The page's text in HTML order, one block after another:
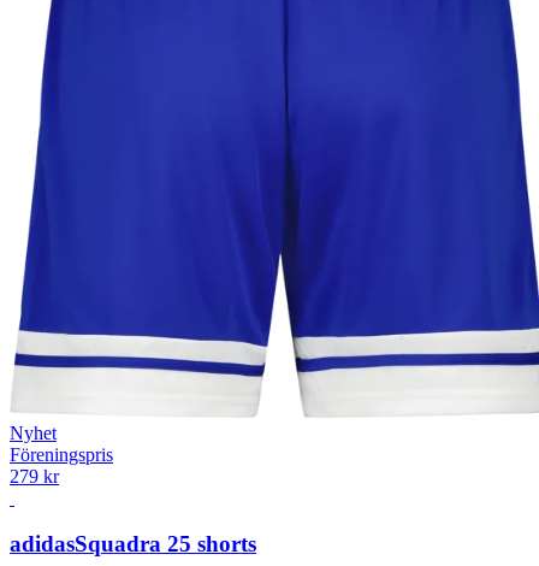
Nyhet
Föreningspris
279 kr
adidasSquadra 25 shorts